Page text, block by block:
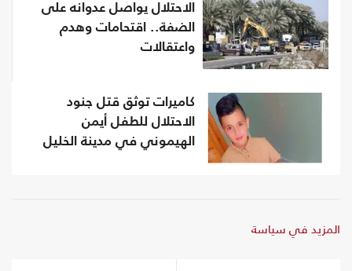
الاحتلال يواصل عدوانه على
الضفة.. اقتحامات وهدم
واعتقالات
كاميرات توثق قتل جنود
الاحتلال للطفل أيمن
الهيموني في مدينة الخليل
المزيد في سياسة